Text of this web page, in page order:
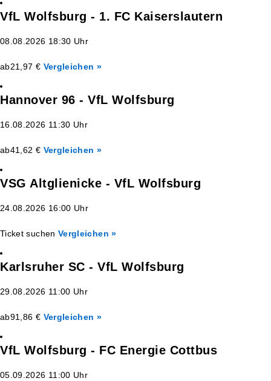
VfL Wolfsburg - 1. FC Kaiserslautern
08.08.2026 18:30 Uhr
ab21,97 € Vergleichen »
Hannover 96 - VfL Wolfsburg
16.08.2026 11:30 Uhr
ab41,62 € Vergleichen »
VSG Altglienicke - VfL Wolfsburg
24.08.2026 16:00 Uhr
Ticket suchen Vergleichen »
Karlsruher SC - VfL Wolfsburg
29.08.2026 11:00 Uhr
ab91,86 € Vergleichen »
VfL Wolfsburg - FC Energie Cottbus
05.09.2026 11:00 Uhr